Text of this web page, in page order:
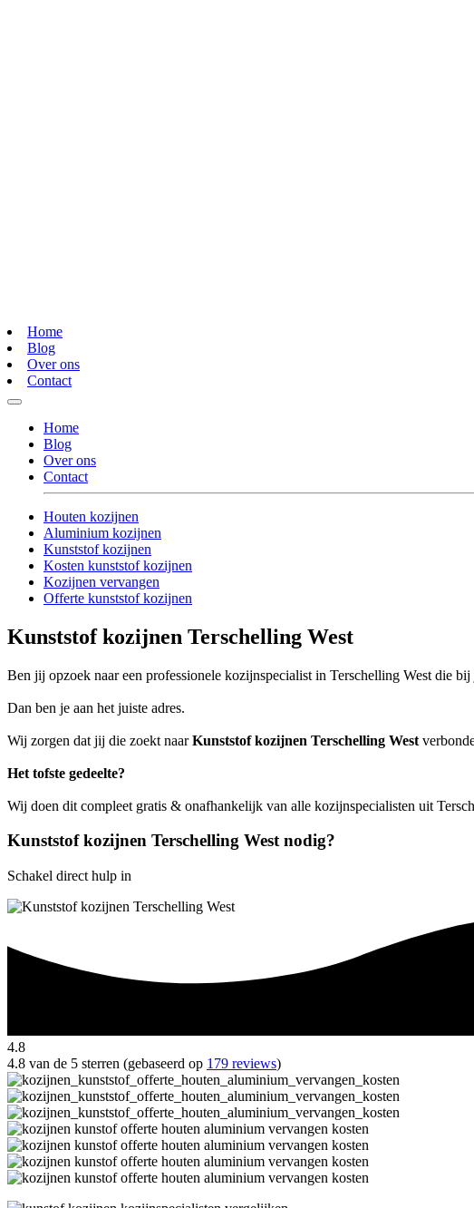
Home
Blog
Over ons
Contact
Home
Blog
Over ons
Contact
Houten kozijnen
Aluminium kozijnen
Kunststof kozijnen
Kosten kunststof kozijnen
Kozijnen vervangen
Offerte kunststof kozijnen
Kunststof kozijnen Terschelling West
Ben jij opzoek naar een professionele kozijnspecialist in Terschelling West die
Dan ben je aan het juiste adres.
Wij zorgen dat jij die zoekt naarKunststof kozijnen Terschelling West
Het tofste gedeelte?
Wij doen dit compleet gratis & onafhankelijk van alle kozijnspecialisten uit
Kunststof kozijnen Terschelling West nodig?
Schakel direct hulp in
4.8
4.8 van de 5 sterren (gebaseerd op 179 reviews)